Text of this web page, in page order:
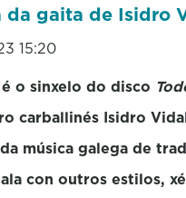
da gaita de Isidro
15:20
o sinxelo do disco
carballinés Isidro
música galega de
con outros estilos,